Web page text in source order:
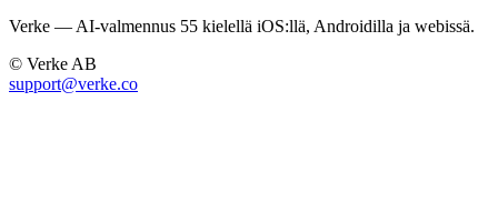
Verke — AI-valmennus 55 kielellä iOS:llä, Androidilla ja webissä.
© Verke AB
support@verke.co